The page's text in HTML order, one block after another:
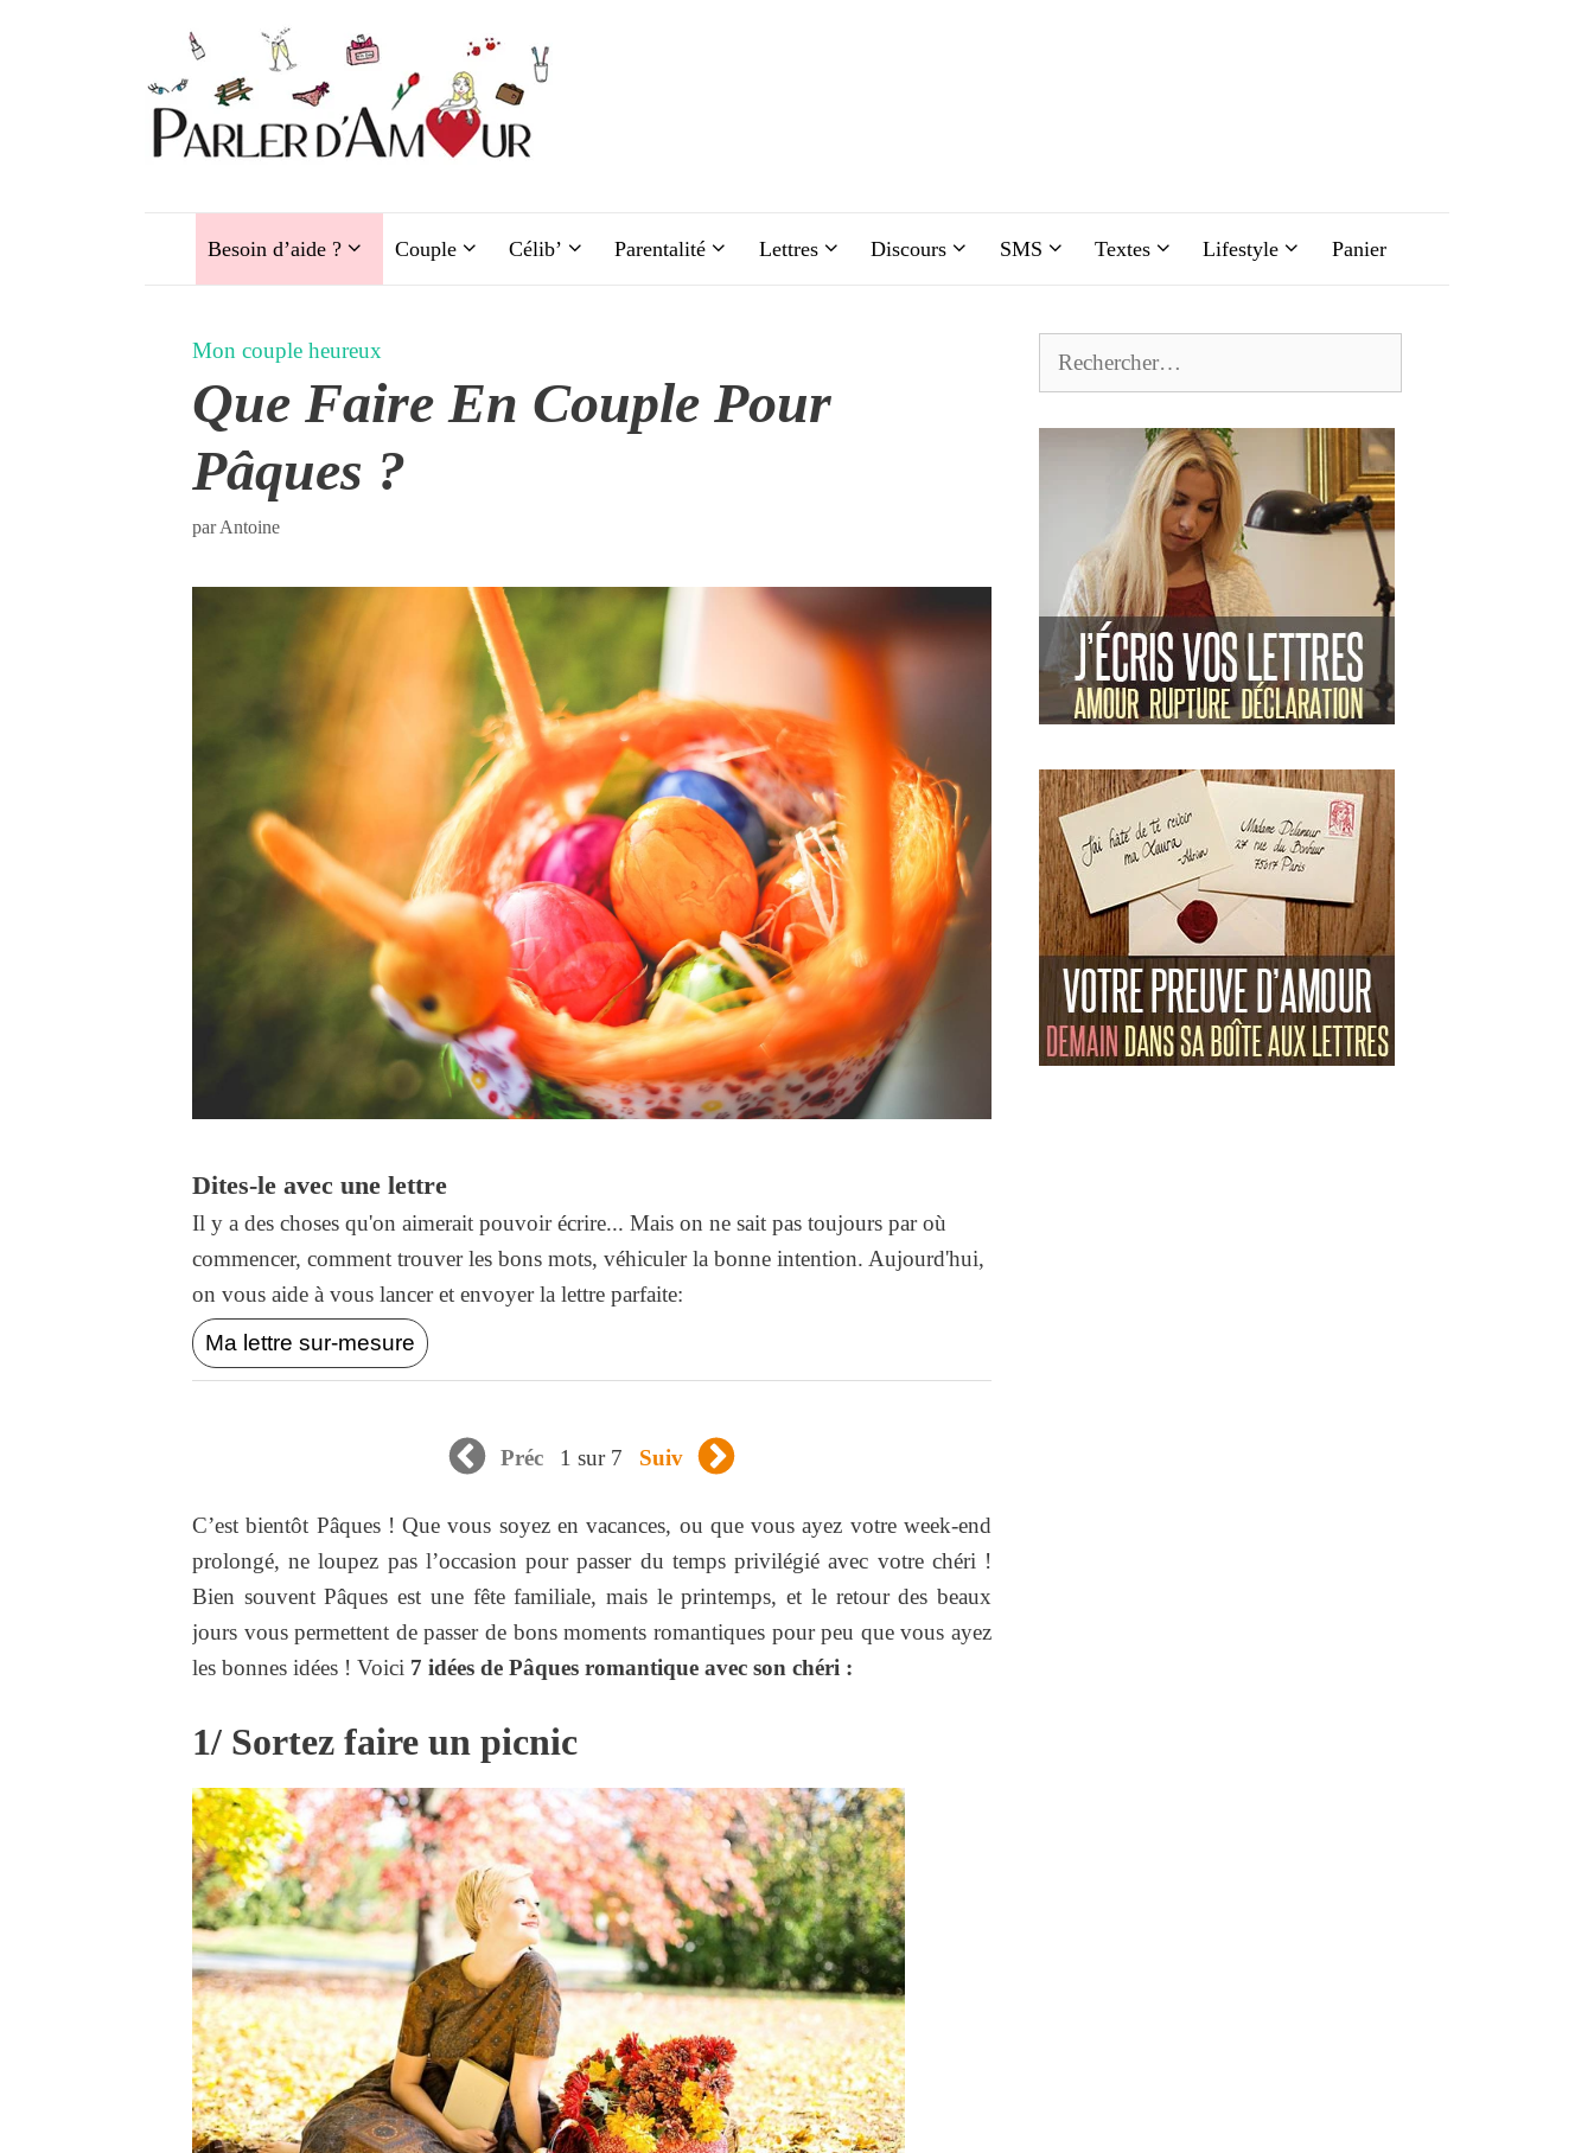
Besoin d’aide ? Couple Célib’ Parentalité Lettres Discours SMS Textes Lifestyle Panier
Mon couple heureux
Que Faire En Couple Pour
Pâques ?
parAntoine
Dites-le avec une lettre
Il y a des choses qu'on aimerait pouvoir écrire... Mais on ne sait pas toujours par où
commencer, comment trouver les bons mots, véhiculer la bonne intention. Aujourd'hui,
on vous aide à vous lancer et envoyer la lettre parfaite:
Ma lettre sur-mesure
Préc 1 sur 7 Suiv
C’est bientôt Pâques ! Que vous soyez en vacances, ou que vous ayez votre week-end
prolongé, ne loupez pas l’occasion pour passer du temps privilégié avec votre chéri !
Bien souvent Pâques est une fête familiale, mais le printemps, et le retour des beaux
jours vous permettent de passer de bons moments romantiques pour peu que vous ayez
les bonnes idées ! Voici 7 idées de Pâques romantique avec son chéri :
1/ Sortez faire un picnic